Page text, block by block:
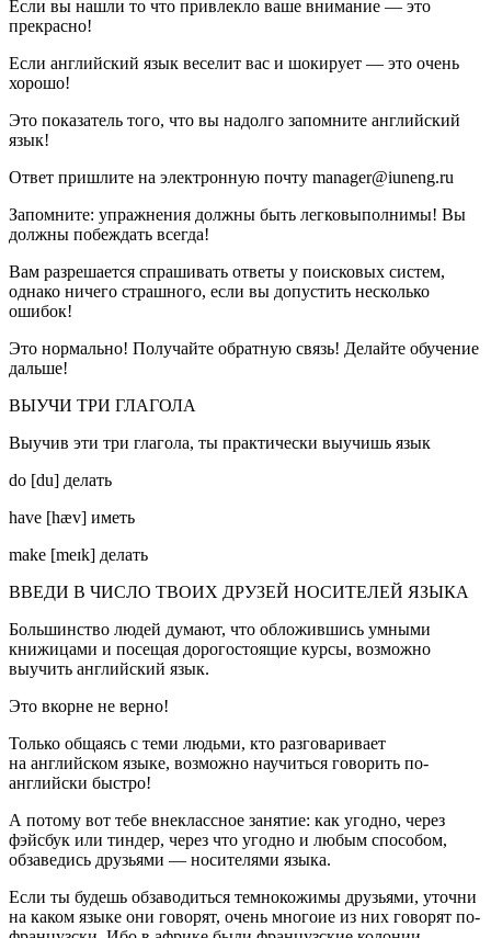
Если вы нашли то что привлекло ваше внимание — это
прекрасно!
Если английский язык веселит вас и шокирует — это очень
хорошо!
Это показатель того, что вы надолго запомните английский
язык!
Ответ пришлите на электронную почту manager@iuneng.ru
Запомните: упражнения должны быть легковыполнимы! Вы
должны побеждать всегда!
Вам разрешается спрашивать ответы у поисковых систем,
однако ничего страшного, если вы допустить несколько
ошибок!
Это нормально! Получайте обратную связь! Делайте обучение
дальше!
ВЫУЧИ ТРИ ГЛАГОЛА
Выучив эти три глагола, ты практически выучишь язык
do [du] делать
have [hæv] иметь
make [meɪk] делать
ВВЕДИ В ЧИСЛО ТВОИХ ДРУЗЕЙ НОСИТЕЛЕЙ ЯЗЫКА
Большинство людей думают, что обложившись умными
книжицами и посещая дорогостоящие курсы, возможно
выучить английский язык.
Это вкорне не верно!
Только общаясь с теми людьми, кто разговаривает
на английском языке, возможно научиться говорить по-
английски быстро!
А потому вот тебе внеклассное занятие: как угодно, через
фэйсбук или тиндер, через что угодно и любым способом,
обзаведись друзьями — носителями языка.
Если ты будешь обзаводиться темнокожимы друзьями, уточни
на каком языке они говорят, очень многоие из них говорят по-